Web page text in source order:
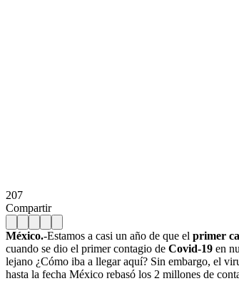
207
Compartir
México.-Estamos a casi un año de que el primer
cuando se dio el primer contagio de Covid-19 en
lejano ¿Cómo iba a llegar aquí? Sin embargo, el
hasta la fecha México rebasó los 2 millones de